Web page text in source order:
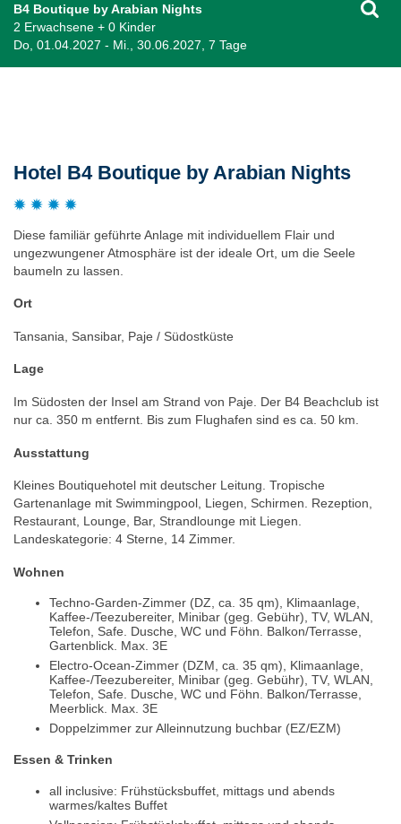
B4 Boutique by Arabian Nights
2 Erwachsene + 0 Kinder
Do, 01.04.2027 - Mi., 30.06.2027, 7 Tage
Hotel B4 Boutique by Arabian Nights
Diese familiär geführte Anlage mit individuellem Flair und
ungezwungener Atmosphäre ist der ideale Ort, um die Seele
baumeln zu lassen.
Ort
Tansania, Sansibar, Paje / Südostküste
Lage
Im Südosten der Insel am Strand von Paje. Der B4 Beachclub ist
nur ca. 350 m entfernt. Bis zum Flughafen sind es ca. 50 km.
Ausstattung
Kleines Boutiquehotel mit deutscher Leitung. Tropische
Gartenanlage mit Swimmingpool, Liegen, Schirmen. Rezeption,
Restaurant, Lounge, Bar, Strandlounge mit Liegen.
Landeskategorie: 4 Sterne, 14 Zimmer.
Wohnen
Techno-Garden-Zimmer (DZ, ca. 35 qm), Klimaanlage,
Kaffee-/Teezubereiter, Minibar (geg. Gebühr), TV, WLAN,
Telefon, Safe. Dusche, WC und Föhn. Balkon/Terrasse,
Gartenblick. Max. 3E
Electro-Ocean-Zimmer (DZM, ca. 35 qm), Klimaanlage,
Kaffee-/Teezubereiter, Minibar (geg. Gebühr), TV, WLAN,
Telefon, Safe. Dusche, WC und Föhn. Balkon/Terrasse,
Meerblick. Max. 3E
Doppelzimmer zur Alleinnutzung buchbar (EZ/EZM)
Essen & Trinken
all inclusive: Frühstücksbuffet, mittags und abends
warmes/kaltes Buffet